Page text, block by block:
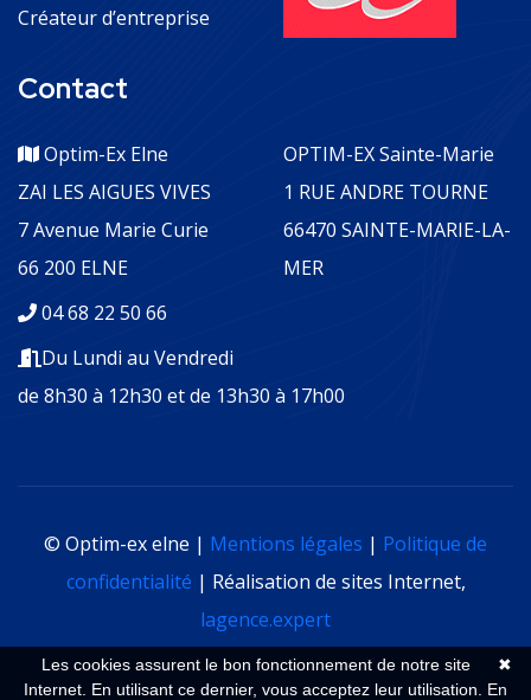
Créateur d’entreprise
Contact
Optim-Ex Elne
ZAI LES AIGUES VIVES
7 Avenue Marie Curie
66 200 ELNE
OPTIM-EX Sainte-Marie
1 RUE ANDRE TOURNE
66470 SAINTE-MARIE-LA-
MER
04 68 22 50 66
Du Lundi au Vendredi
de 8h30 à 12h30 et de 13h30 à 17h00
© Optim-ex elne | Mentions légales | Politique de
confidentialité | Réalisation de sites Internet,
lagence.expert
✖
Les cookies assurent le bon fonctionnement de notre site
Internet. En utilisant ce dernier, vous acceptez leur utilisation. En